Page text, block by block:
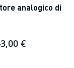
analogico di
€